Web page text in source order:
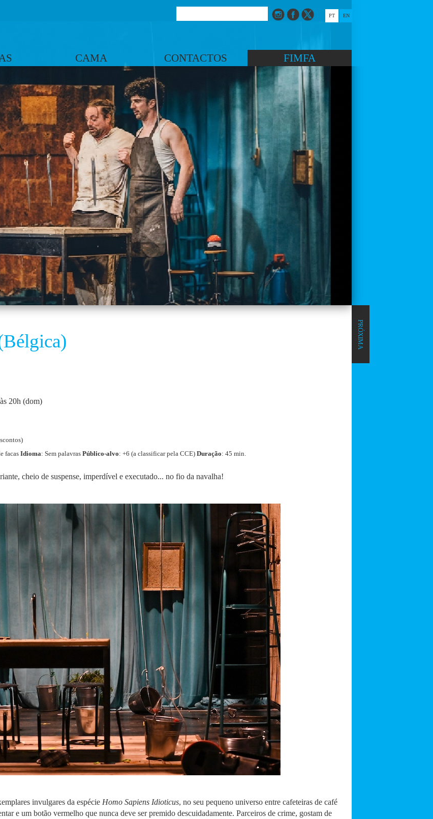
CAMA CONTACTOS FIMFA
PT EN
PRÓXIMA
20h (dom)
facas Idioma: Sem palavras Público-alvo: +6 (a classificar pela CCE) Duração: 45 min.
cheio de suspense, imperdível e executado... no fio da navalha!
invulgares da espécie Homo Sapiens Idioticus, no seu pequeno universo entre cafeteiras de café
e um botão vermelho que nunca deve ser premido descuidadamente. Parceiros de crime, gostam de